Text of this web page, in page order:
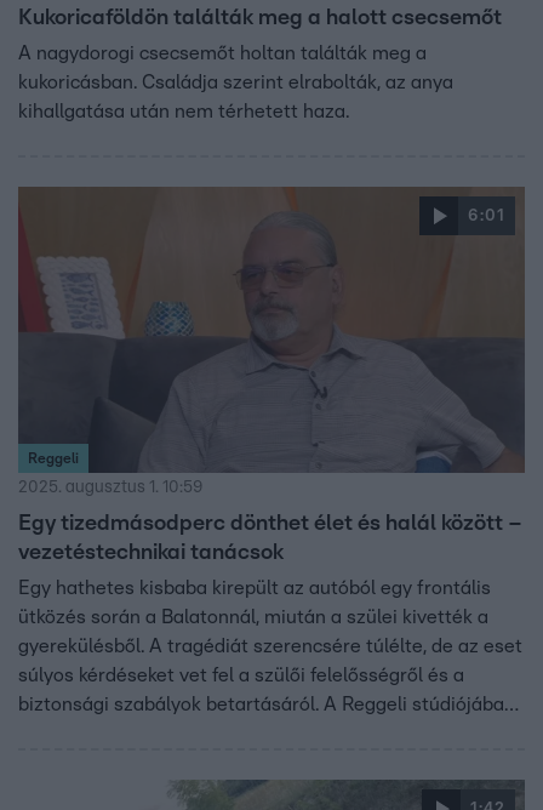
Kukoricaföldön találták meg a halott csecsemőt
A nagydorogi csecsemőt holtan találták meg a
kukoricásban. Családja szerint elrabolták, az anya
kihallgatása után nem térhetett haza.
6:01
Reggeli
2025. augusztus 1. 10:59
Egy tizedmásodperc dönthet élet és halál között –
vezetéstechnikai tanácsok
Egy hathetes kisbaba kirepült az autóból egy frontális
ütközés során a Balatonnál, miután a szülei kivették a
gyerekülésből. A tragédiát szerencsére túlélte, de az eset
súlyos kérdéseket vet fel a szülői felelősségről és a
biztonsági szabályok betartásáról. A Reggeli stúdiójában
óvhatjuk meg a legkisebbeket az autóban.